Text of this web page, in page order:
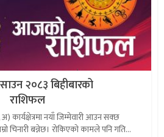
२०८३ बिहीबारको
राशिफल
कार्यक्षेत्रमा नयाँ जिम्मेवारी आउन सक्छ
चिनारी बन्नेछ। रोकिएको कामले पनि गति...